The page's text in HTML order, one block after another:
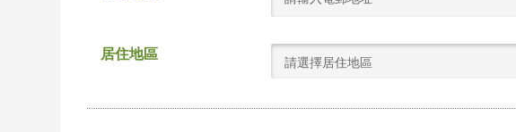
居住地區
請選擇居住地區